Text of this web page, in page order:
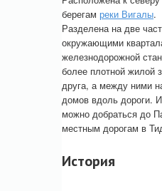
берегам реки Вигалы.
Разделена на две
окружающими
железнодорожной
более плотной жилой
друга, а между ними
домов вдоль дороги.
можно добраться до
местным дорогам в
История